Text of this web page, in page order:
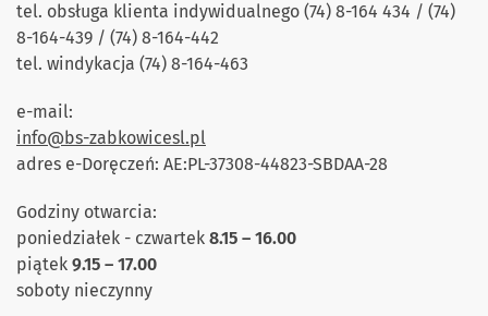
tel. obsługa klienta indywidualnego (74) 8-164 434 / (74)
8-164-439 / (74) 8-164-442
tel. windykacja (74) 8-164-463
e-mail:
info@bs-zabkowicesl.pl
adres e-Doręczeń: AE:PL-37308-44823-SBDAA-28
Godziny otwarcia:
poniedziałek - czwartek 8.15 – 16.00
piątek 9.15 – 17.00
soboty nieczynny